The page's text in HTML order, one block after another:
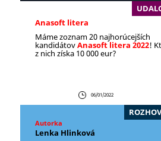
Anasoft litera
Máme zoznam 20 najhorúcejších
kandidátovAnasoft litera 2022!
z nich získa 10 000 eur?
06/01/2022
Autorka
Lenka Hlinková